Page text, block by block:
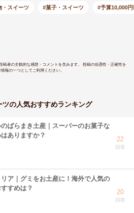
・スイーツ #菓子・スイーツ #予算10,000
稿者の主観的な感想・コメントを含みます。 投稿の信憑性・正確性を
報の一つとしてご利用ください。
ツの人気おすすめランキング
ばらまき土産｜スーパーのお菓子な
ありますか？
22
回答
ア｜グミをお土産に！海外で人気の
すめは？
20
回答